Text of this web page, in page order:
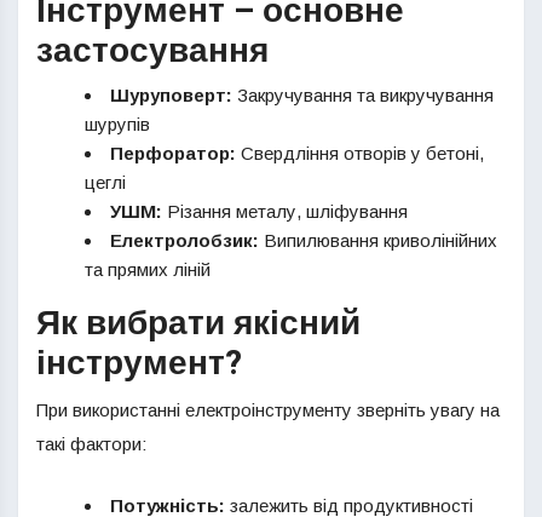
Інструмент – основне
застосування
Шуруповерт: Закручування та викручування
шурупів
Перфоратор: Свердління отворів у бетоні,
цеглі
УШМ: Різання металу, шліфування
Електролобзик: Випилювання криволінійних
та прямих ліній
Як вибрати якісний
інструмент?
При використанні електроінструменту зверніть увагу на
такі фактори:
Потужність: залежить від продуктивності